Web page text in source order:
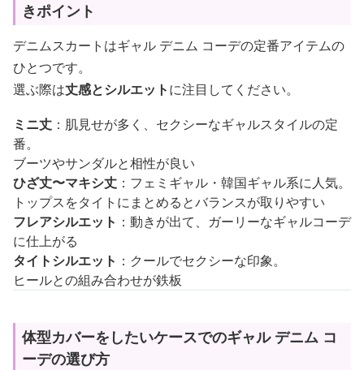
きポイント
デニムスカートはギャル デニム コーデの定番アイテムの
ひとつです。
選ぶ際は丈感とシルエットに注目してください。
ミニ丈 ：肌見せが多く、セクシーなギャルスタイルの定
番。
ブーツやサンダルと相性が良い
ひざ丈〜マキシ丈 ：フェミギャル・韓国ギャル系に人気。
トップスをタイトにまとめるとバランスが取りやすい
フレアシルエット ：動きが出て、ガーリーなギャルコーデ
に仕上がる
タイトシルエット ：クールでセクシーな印象。
ヒールとの組み合わせが鉄板
体型カバーをしたいケースでのギャル デニム コ
ーデの選び方